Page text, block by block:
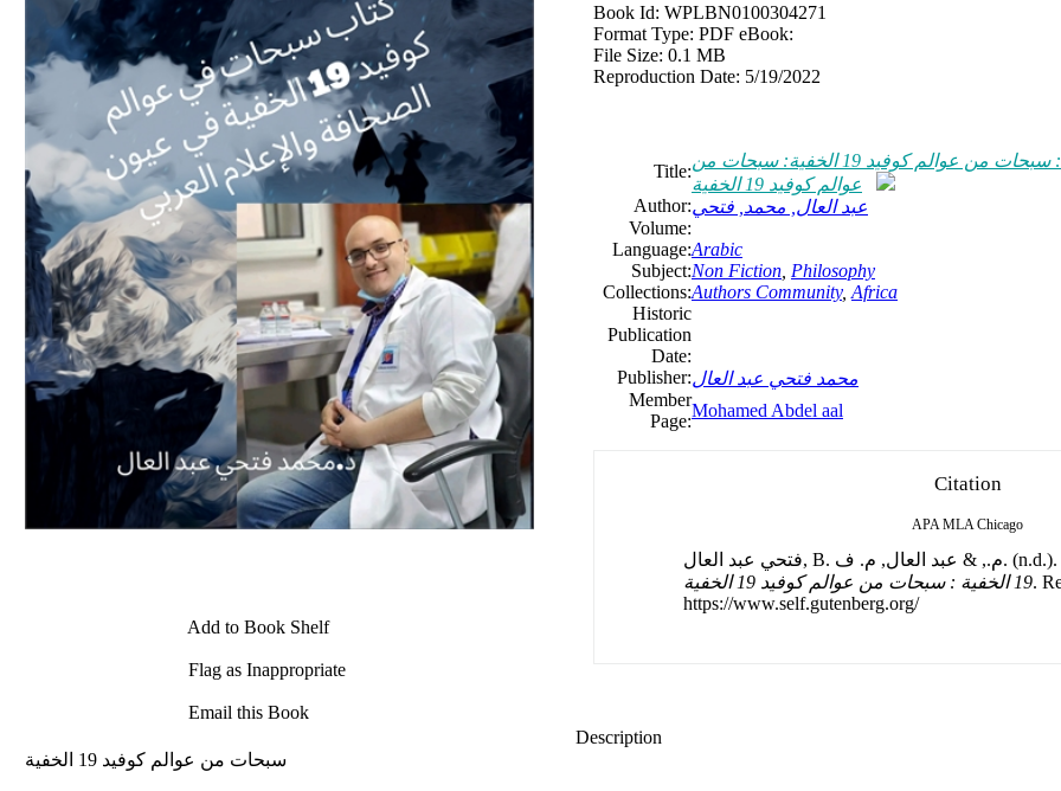
Add to Book Shelf
Flag as Inappropriate
Email this Book
Book Id: WPLBN0100304271
Format Type: PDF eBook:
File Size: 0.1 MB
Reproduction Date: 5/19/2022
Title:
سبحات من عوالم كوفيد 19 الخفية : سبحات من عوالم كوفيد 19 الخفية: سبحات من
عوالم كوفيد 19 الخفية
Author:عبد العال, محمد, فتحي
Volume:
Language:Arabic
Subject:Non Fiction Philosophy
Collections:Authors Community, Africa
Historic
Publication
Date:
Publisher:محمد فتحي عبد العال
Member
Page:
Mohamed Abdel aal
Citation
APA MLA Chicago
فتحي عبد العال, B. م., & عبد العال, م. ف. (n.d.).
19 الخفية : سبحات من عوالم كوفيد 19 الخفية.
https://www.self.gutenberg.org/
Description
سبحات من عوالم كوفيد 19 الخفية